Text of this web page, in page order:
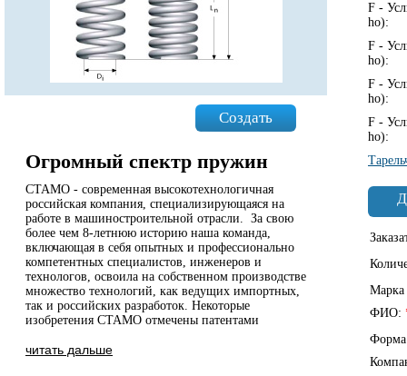
Создать
Огромный спектр пружин
СТАМО - современная высокотехнологичная
российская компания, специализирующаяся на
работе в машиностроительной отрасли. За свою
более чем 8-летнюю историю наша команда,
включающая в себя опытных и профессионально
компетентных специалистов, инженеров и
технологов, освоила на собственном производстве
множество технологий, как ведущих импортных,
так и российских разработок. Некоторые
изобретения СТАМО отмечены патентами
читать дальше
F -
ho):
F -
ho):
F -
ho):
F -
ho):
Марка
ФИО:
Форма